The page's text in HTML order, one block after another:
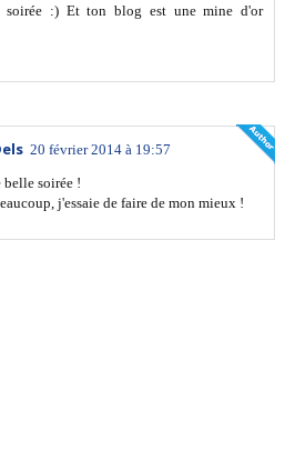
:) Et ton blog est une mine d'or
20 février 2014 à 19:57
belle soirée !
j'essaie de faire de mon mieux !